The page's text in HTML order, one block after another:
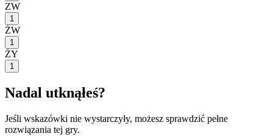
ZW
1
ŻW
1
ŻY
1
Nadal utknąłeś?
Jeśli wskazówki nie wystarczyły, możesz sprawdzić pełne
rozwiązania tej gry.